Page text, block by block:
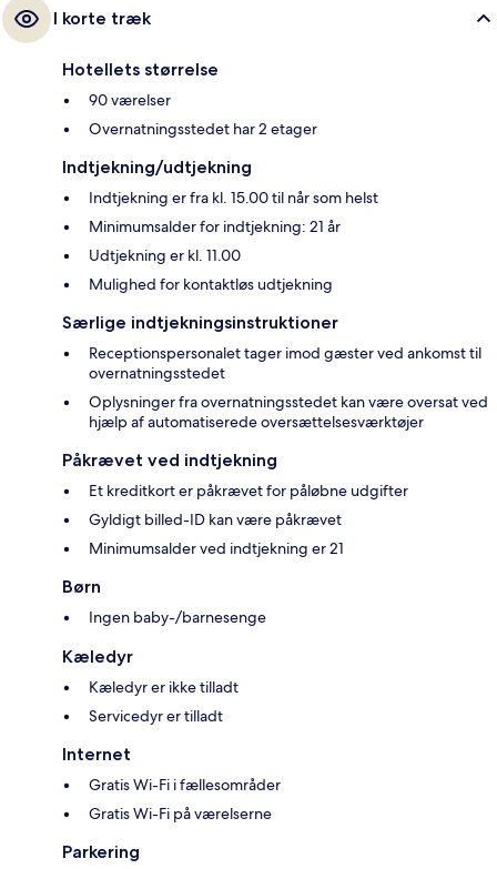
I korte træk
Hotellets størrelse
90 værelser
Overnatningsstedet har 2 etager
Indtjekning/udtjekning
Indtjekning er fra kl. 15.00 til når som helst
Minimumsalder for indtjekning: 21 år
Udtjekning er kl. 11.00
Mulighed for kontaktløs udtjekning
Særlige indtjekningsinstruktioner
Receptionspersonalet tager imod gæster ved ankomst til
overnatningsstedet
Oplysninger fra overnatningsstedet kan være oversat ved
hjælp af automatiserede oversættelsesværktøjer
Påkrævet ved indtjekning
Et kreditkort er påkrævet for påløbne udgifter
Gyldigt billed-ID kan være påkrævet
Minimumsalder ved indtjekning er 21
Børn
Ingen baby-/barnesenge
Kæledyr
Kæledyr er ikke tilladt
Servicedyr er tilladt
Internet
Gratis Wi-Fi i fællesområder
Gratis Wi-Fi på værelserne
Parkering